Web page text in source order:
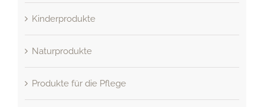
Kinderprodukte
Naturprodukte
Produkte für die Pflege